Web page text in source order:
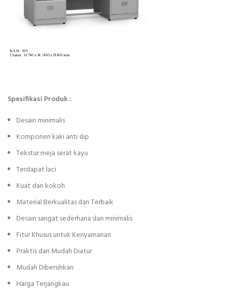
Spesifikasi Produk :
Desain minimalis
Komponen kaki anti slip
Tekstur meja serat kayu
Terdapat laci
Kuat dan kokoh
Material Berkualitas dan Terbaik
Desain sangat sederhana dan minimalis
Fitur Khusus untuk Kenyamanan
Praktis dan Mudah Diatur
Mudah Dibersihkan
Harga Terjangkau